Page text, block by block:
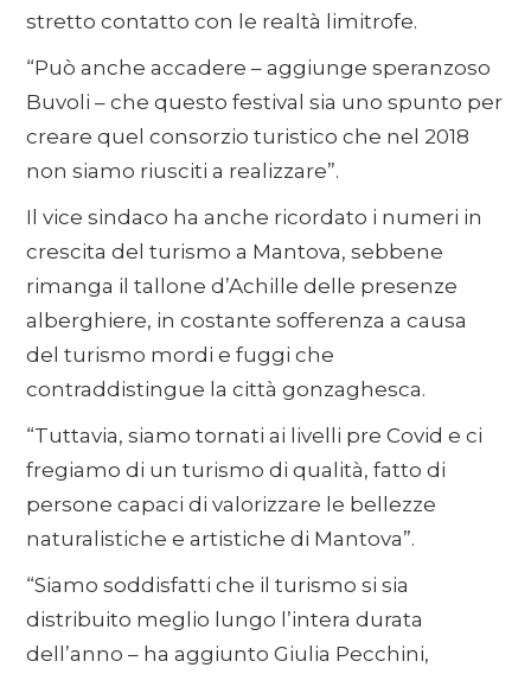
stretto contatto con le realtà limitrofe.
“Può anche accadere – aggiunge speranzoso
Buvoli – che questo festival sia uno spunto per
creare quel consorzio turistico che nel 2018
non siamo riusciti a realizzare”.
Il vice sindaco ha anche ricordato i numeri in
crescita del turismo a Mantova, sebbene
rimanga il tallone d’Achille delle presenze
alberghiere, in costante sofferenza a causa
del turismo mordi e fuggi che
contraddistingue la città gonzaghesca.
“Tuttavia, siamo tornati ai livelli pre Covid e ci
fregiamo di un turismo di qualità, fatto di
persone capaci di valorizzare le bellezze
naturalistiche e artistiche di Mantova”.
“Siamo soddisfatti che il turismo si sia
distribuito meglio lungo l’intera durata
dell’anno – ha aggiunto Giulia Pecchini,